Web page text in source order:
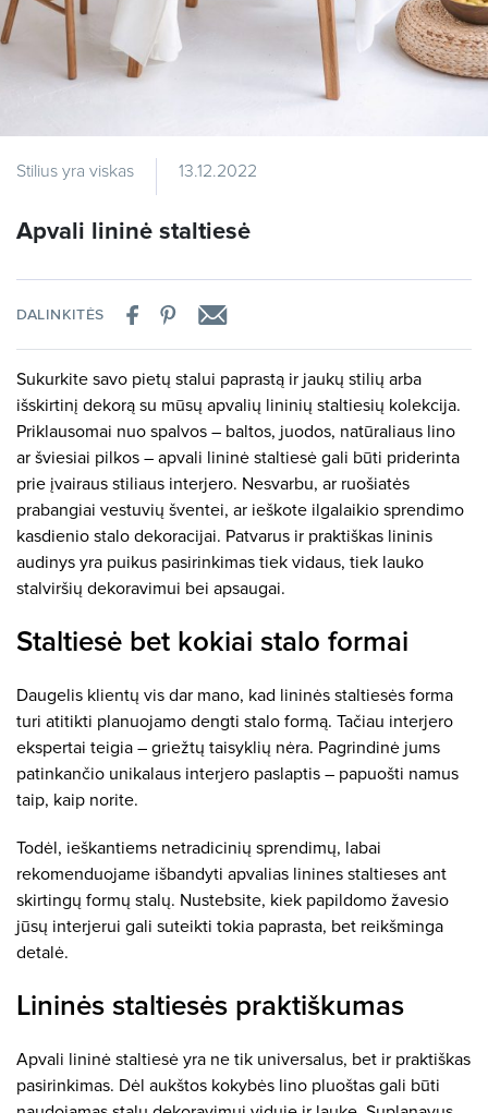
Stilius yra viskas 13.12.2022
Apvali lininė staltiesė
DALINKITĖS
Sukurkite savo pietų stalui paprastą ir jaukų stilių arba
išskirtinį dekorą su mūsų apvalių lininių staltiesių kolekcija.
Priklausomai nuo spalvos – baltos, juodos, natūraliaus lino
ar šviesiai pilkos – apvali lininė staltiesė gali būti priderinta
prie įvairaus stiliaus interjero. Nesvarbu, ar ruošiatės
prabangiai vestuvių šventei, ar ieškote ilgalaikio sprendimo
kasdienio stalo dekoracijai. Patvarus ir praktiškas lininis
audinys yra puikus pasirinkimas tiek vidaus, tiek lauko
stalviršių dekoravimui bei apsaugai.
Staltiesė bet kokiai stalo formai
Daugelis klientų vis dar mano, kad lininės staltiesės forma
turi atitikti planuojamo dengti stalo formą. Tačiau interjero
ekspertai teigia – griežtų taisyklių nėra. Pagrindinė jums
patinkančio unikalaus interjero paslaptis – papuošti namus
taip, kaip norite.
Todėl, ieškantiems netradicinių sprendimų, labai
rekomenduojame išbandyti apvalias linines staltieses ant
skirtingų formų stalų. Nustebsite, kiek papildomo žavesio
jūsų interjerui gali suteikti tokia paprasta, bet reikšminga
detalė.
Lininės staltiesės praktiškumas
Apvali lininė staltiesė yra ne tik universalus, bet ir praktiškas
pasirinkimas. Dėl aukštos kokybės lino pluoštas gali būti